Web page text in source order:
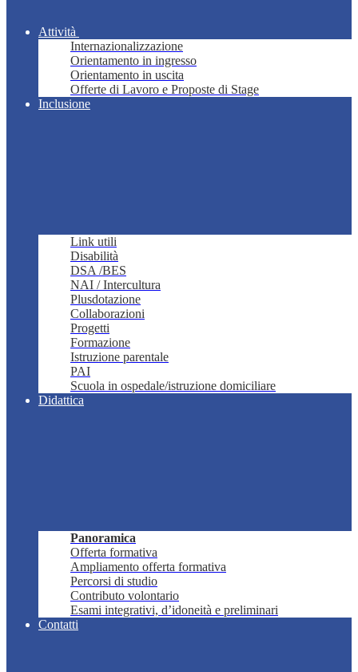
Attività
Internazionalizzazione
Orientamento in ingresso
Orientamento in uscita
Offerte di Lavoro e Proposte di Stage
Inclusione
Link utili
Disabilità
DSA /BES
NAI / Intercultura
Plusdotazione
Collaborazioni
Progetti
Formazione
Istruzione parentale
PAI
Scuola in ospedale/istruzione domiciliare
Didattica
Panoramica
Offerta formativa
Ampliamento offerta formativa
Percorsi di studio
Contributo volontario
Esami integrativi, d’idoneità e preliminari
Contatti